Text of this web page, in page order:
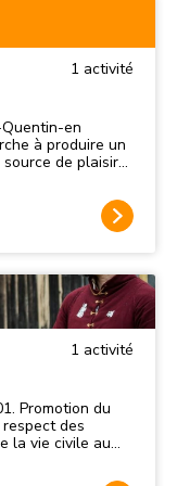
1 activité
en
à produire un
de plaisir
toutes
théâtre… ».
transformer, lui
l’émotion.
1 activité
Promotion du
des
la vie civile au
Recherches et